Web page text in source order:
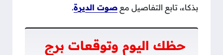
بذكاء، تابع التفاصيل مع صوت الديرة.
حظك اليوم وتوقعات برج